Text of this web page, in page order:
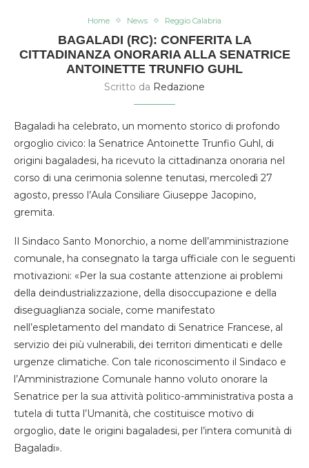
Home News Reggio Calabria
BAGALADI (RC): CONFERITA LA
CITTADINANZA ONORARIA ALLA SENATRICE
ANTOINETTE TRUNFIO GUHL
Scritto da Redazione
Bagaladi ha celebrato, un momento storico di profondo
orgoglio civico: la Senatrice Antoinette Trunfio Guhl, di
origini bagaladesi, ha ricevuto la cittadinanza onoraria nel
corso di una cerimonia solenne tenutasi, mercoledì 27
agosto, presso l’Aula Consiliare Giuseppe Jacopino,
gremita.
Il Sindaco Santo Monorchio, a nome dell’amministrazione
comunale, ha consegnato la targa ufficiale con le seguenti
motivazioni: «Per la sua costante attenzione ai problemi
della deindustrializzazione, della disoccupazione e della
diseguaglianza sociale, come manifestato
nell’espletamento del mandato di Senatrice Francese, al
servizio dei più vulnerabili, dei territori dimenticati e delle
urgenze climatiche. Con tale riconoscimento il Sindaco e
l’Amministrazione Comunale hanno voluto onorare la
Senatrice per la sua attività politico-amministrativa posta a
tutela di tutta l’Umanità, che costituisce motivo di
orgoglio, date le origini bagaladesi, per l’intera comunità di
Bagaladi».